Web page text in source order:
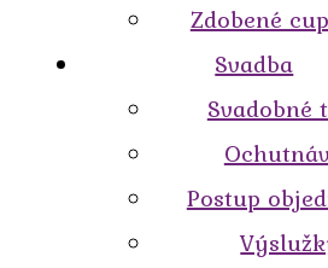
Zdobené
Svadba
Svadobné
Postup